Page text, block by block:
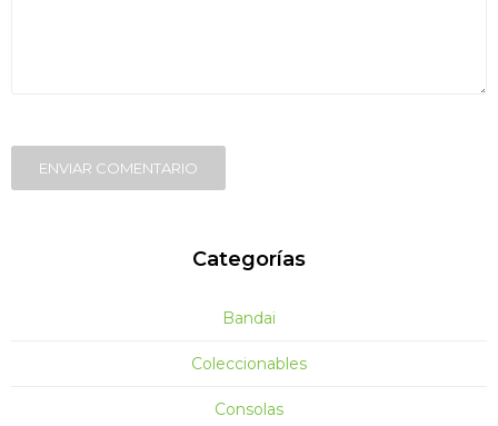
ENVIAR COMENTARIO
Categorías
Bandai
Coleccionables
Consolas